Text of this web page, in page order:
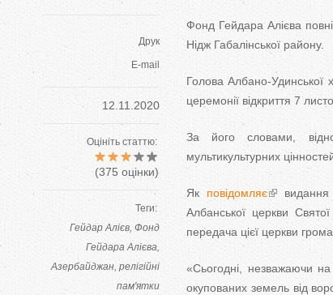
Друк
E-mail
12.11.2020
Оцініть статтю:
(375 оцінки)
Теги:
Гейдар Алієв Фонд
Гейдара Алієва
Азербайджан релігійні
пам'ятки
Фонд Гейдара Алієва
Нідж Габалінської району.
Голова Албано-Удинської
церемонії відкриття 7
За його словами,
мультикультурних
Як повідомляє
Албанської церкви
передача цієї церкви
«Сьогодні, незважаючи
окупованих земель від